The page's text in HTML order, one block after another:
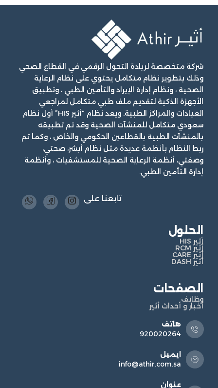
شركة متخصصة لريادة التحول الرقمي في القطاع الصحي
وذلك بتطوير نظام متكامل يحتوي على نظام الرعاية
الصحية ، ونظام إدارة الإيراد والتأمين الطبي ، وتطبيق
الأجهزة الذكية لتقديم ملف طبي متكامل لمراجعي
العيادات والمراكز الطبية. ويعد نظام “أثير HIS” أول نظام
سعودي متكامل للمنشآت الصحية وقد تم تطبيقه
بالمنشآت الطبية بالقطاعين الحكومي والخاص ، وكما تم
ربط النظام بأنظمة عديدة مثل نظام أبشر، صحتي،
وصفتي، أنظمة الرعاية الصحية للمستشفيات ، وأنظمة
إدارة التأمين الطبي.
تابعنا على
الحلول
أثير HIS
أثير RCM
أثير CARE
أثير DASH
الصفحات
وظائف
أخبار و أحداث أثير
هاتف
920020264
ايميل
info@athir.com.sa
عنوان